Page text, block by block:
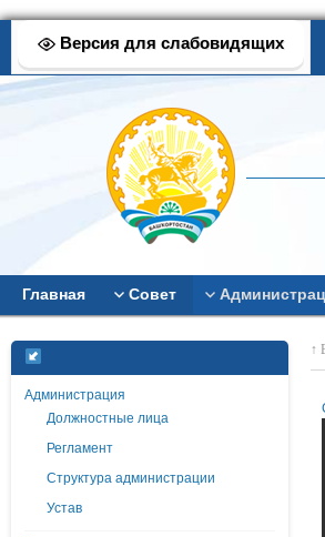
Версия для слабовидящих
Главная Совет
Администрация
Должностные лица
Регламент
Структура администрации
Устав
↑